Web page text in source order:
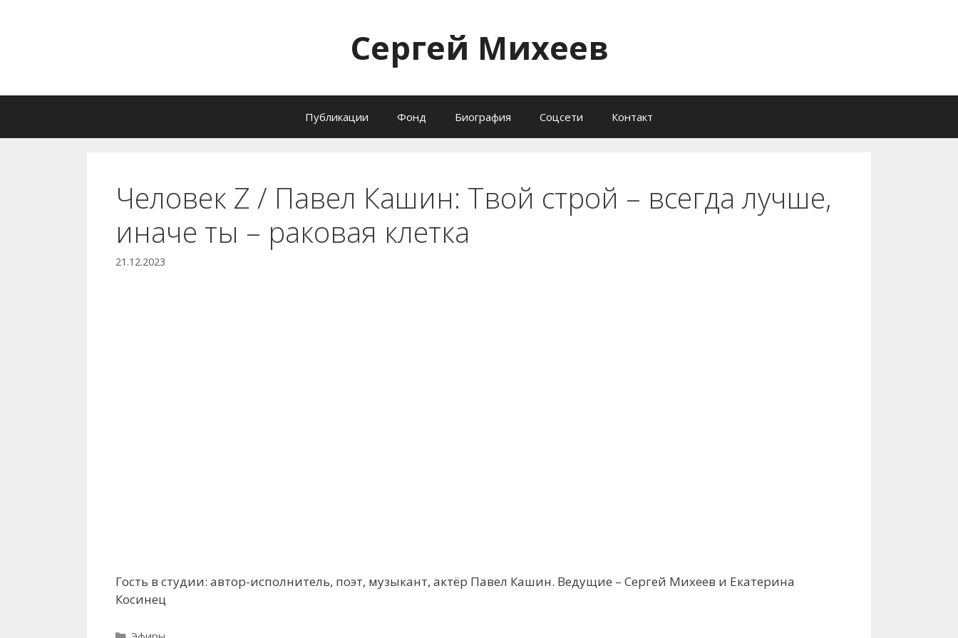
Сергей Михеев
Публикации Фонд Биография Соцсети Контакт
Человек Z / Павел Кашин: Твой строй – всегда лучше,
иначе ты – раковая клетка
21.12.2023
Гость в студии: автор-исполнитель, поэт, музыкант, актёр Павел Кашин. Ведущие – Сергей Михеев и Екатерина
Косинец
Рубрики